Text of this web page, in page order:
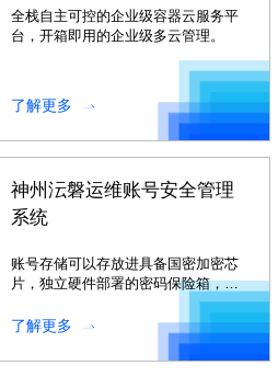
全栈自主可控的企业级容器云服务平
台，开箱即用的企业级多云管理。
了解更多
神州沄磐运维账号安全管理
系统
账号存储可以存放进具备国密加密芯
片，独立硬件部署的密码保险箱，以
了解更多